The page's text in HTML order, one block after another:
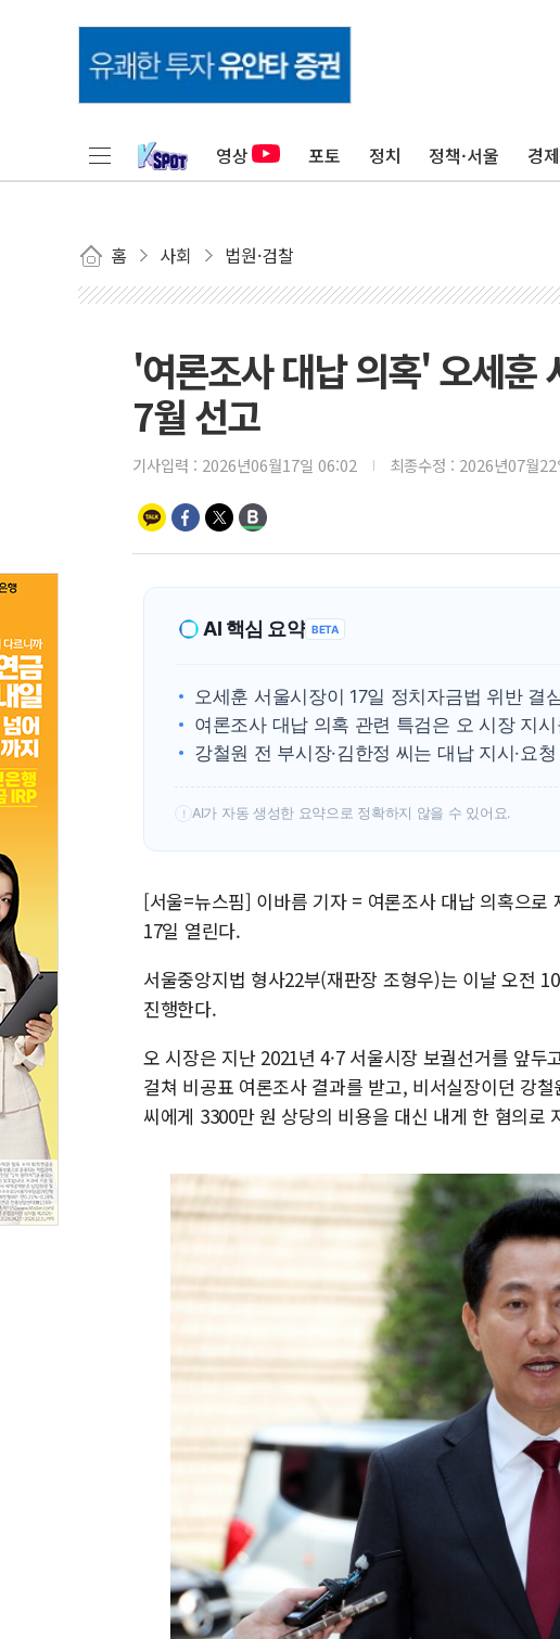
영상 포토 정치 정책·서울 경제
홈 사회 법원·검찰
'여론조사 대납 의혹' 오세훈
7월 선고
기사입력 : 2026년06월17일 06:02 최종수정 : 2026년07월
AI 핵심 요약 BETA
오세훈 서울시장이 17일 정치자금법 위반 결
여론조사 대납 의혹 관련 특검은 오 시장 지
강철원 전 부시장·김한정 씨는 대납 지시·요
! AI가 자동 생성한 요약으로 정확하지 않을 수 있어요.
[서울=뉴스핌] 이바름 기자 = 여론조사 대납 의혹으로
17일 열린다.
서울중앙지법 형사22부(재판장 조형우)는 이날 오전
진행한다.
오 시장은 지난 2021년 4·7 서울시장 보궐선거를 앞
걸쳐 비공표 여론조사 결과를 받고, 비서실장이던 강
씨에게 3300만 원 상당의 비용을 대신 내게 한 혐의로